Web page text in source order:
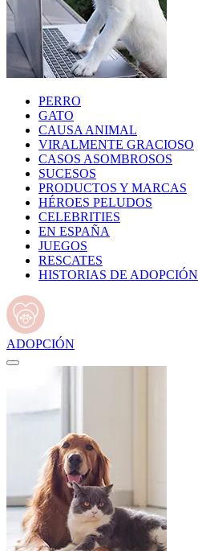
PERRO
GATO
CAUSA ANIMAL
VIRALMENTE GRACIOSO
CASOS ASOMBROSOS
SUCESOS
PRODUCTOS Y MARCAS
HÉROES PELUDOS
CELEBRITIES
EN ESPAÑA
JUEGOS
RESCATES
HISTORIAS DE ADOPCIÓN
ADOPCIÓN